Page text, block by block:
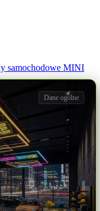
samochodowe MINI
Dane ogólne